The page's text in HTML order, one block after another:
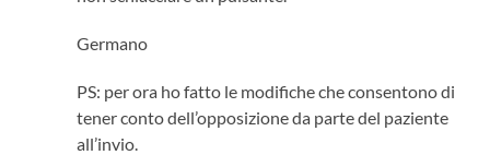
Germano
PS: per ora ho fatto le modifiche che consentono di
tener conto dell’opposizione da parte del paziente
all’invio.